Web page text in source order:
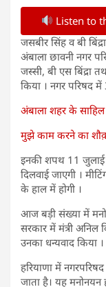
Listen to
जसबीर सिंह व बी
अंबाला छावनी नगर
जस्सी, बी एस बिंद्रा
किया । नगर परिषद
अंबाला शहर के
मुझे काम करने का शौक़
इनकी शपथ 11 जुलाई
दिलवाई जाएगी ।
के हाल में होगी ।
आज बड़ी संख्या में
सरकार में मंत्री
उनका धन्यवाद किया ।
हरियाणा में
जाता है। यह